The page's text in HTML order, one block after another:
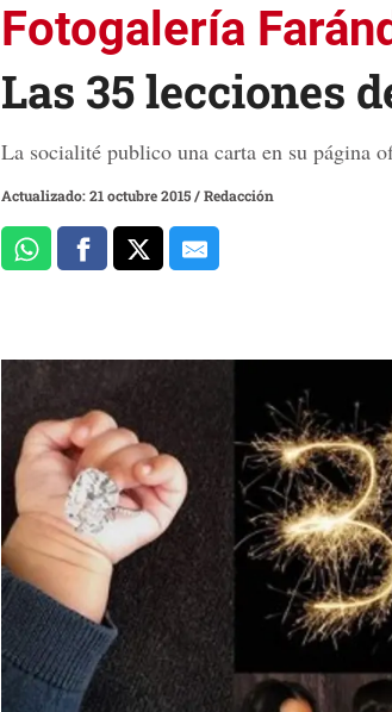
Fotogalería
Las 35 lecciones
La socialité publico una carta en su página
Actualizado: 21 octubre 2015/Redacción